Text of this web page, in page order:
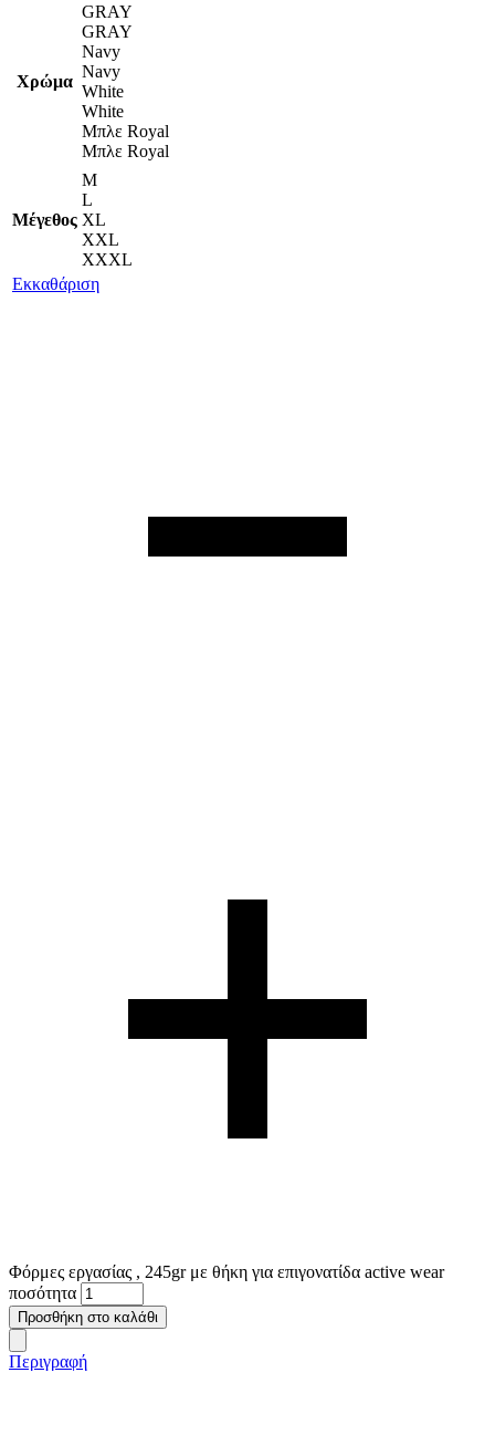
Χρώμα
GRAY
GRAY
Navy
Navy
White
White
Μπλε Royal
Μπλε Royal
Μέγεθος
M
L
XL
XXL
XXXL
Εκκαθάριση
Φόρμες εργασίας , 245gr με θήκη για επιγονατίδα active wear
ποσότητα
Προσθήκη στο καλάθι
Περιγραφή